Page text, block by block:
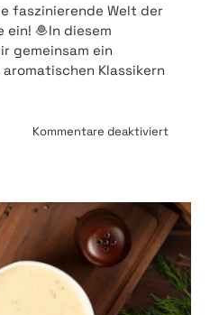
faszinierende Welt der
ein! 🧆In diesem
gemeinsam ein
Klassikern
Kommentare deaktiviertfür
149
€* p.P.